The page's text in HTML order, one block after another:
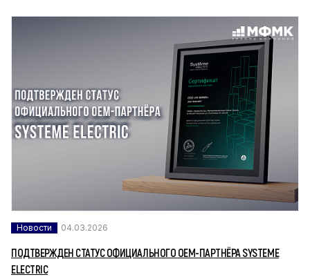
Новости 04.03.2026
ПОДТВЕРЖДЕН СТАТУС ОФИЦИАЛЬНОГО OEM-ПАРТНЁРА SYSTEME
ELECTRIC